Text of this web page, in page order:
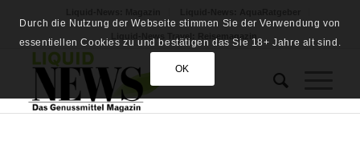
Durch die Nutzung der Webseite stimmen Sie der Verwendung von
essentiellen Cookies zu und bestätigen das Sie 18+ Jahre alt sind.
OK